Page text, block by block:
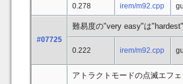
0.278 irem/m92.cpp
#07725
難易度の"very easy"は"hardest"
0.222 irem/m92.cpp
アトラクトモードの点滅エフ